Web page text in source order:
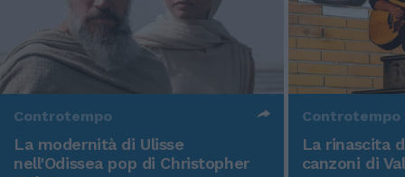
Controtempo
La modernità di Ulisse
nell'Odissea pop di Christopher
Controtempo
La rinascita
canzoni di